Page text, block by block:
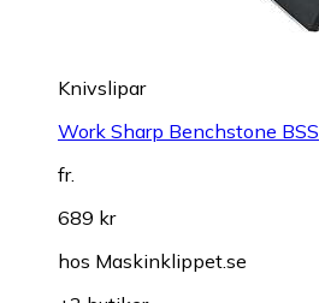
Knivslipar
Work Sharp Benchstone BSS
fr.
689 kr
hos Maskinklippet.se